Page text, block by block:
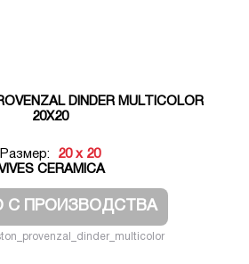
DINDER MULTICOLOR
20X20
Размер:
20 x 20
VIVES CERAMICA
С ПРОИЗВОДСТВА